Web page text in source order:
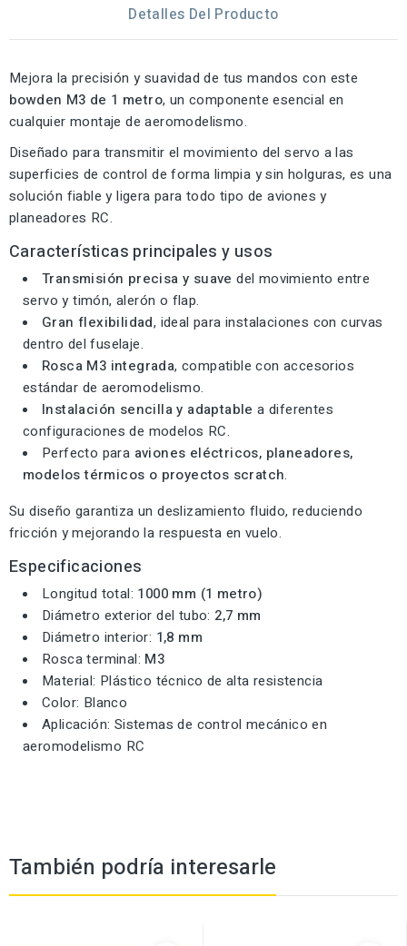
Detalles Del Producto
Mejora la precisión y suavidad de tus mandos con este
bowden M3 de 1 metro, un componente esencial en
cualquier montaje de aeromodelismo.
Diseñado para transmitir el movimiento del servo a las
superficies de control de forma limpia y sin holguras, es una
solución fiable y ligera para todo tipo de aviones y
planeadores RC.
Características principales y usos
Transmisión precisa y suave del movimiento entre
servo y timón, alerón o flap.
Gran flexibilidad, ideal para instalaciones con curvas
dentro del fuselaje.
Rosca M3 integrada, compatible con accesorios
estándar de aeromodelismo.
Instalación sencilla y adaptable a diferentes
configuraciones de modelos RC.
Perfecto para aviones eléctricos, planeadores,
modelos térmicos o proyectos scratch.
Su diseño garantiza un deslizamiento fluido, reduciendo
fricción y mejorando la respuesta en vuelo.
Especificaciones
Longitud total: 1000 mm (1 metro)
Diámetro exterior del tubo: 2,7 mm
Diámetro interior: 1,8 mm
Rosca terminal: M3
Material: Plástico técnico de alta resistencia
Color: Blanco
Aplicación: Sistemas de control mecánico en
aeromodelismo RC
También podría interesarle